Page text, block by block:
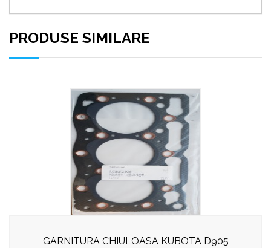
PRODUSE SIMILARE
GARNITURA CHIULOASA KUBOTA D905